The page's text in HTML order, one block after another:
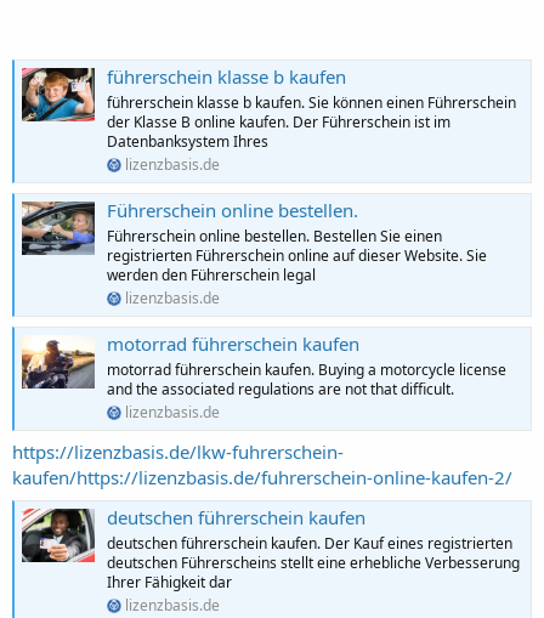
führerschein klasse b kaufen
führerschein klasse b kaufen. Sie können einen Führerschein
der Klasse B online kaufen. Der Führerschein ist im
Datenbanksystem Ihres
lizenzbasis.de
Führerschein online bestellen.
Führerschein online bestellen. Bestellen Sie einen
registrierten Führerschein online auf dieser Website. Sie
werden den Führerschein legal
lizenzbasis.de
motorrad führerschein kaufen
motorrad führerschein kaufen. Buying a motorcycle license
and the associated regulations are not that difficult.
lizenzbasis.de
https://lizenzbasis.de/lkw-fuhrerschein-
kaufen/https://lizenzbasis.de/fuhrerschein-online-kaufen-2/
deutschen führerschein kaufen
deutschen führerschein kaufen. Der Kauf eines registrierten
deutschen Führerscheins stellt eine erhebliche Verbesserung
Ihrer Fähigkeit dar
lizenzbasis.de